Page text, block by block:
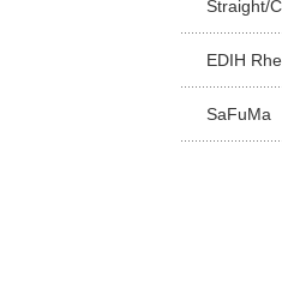
Straight/
EDIH
SaFuMa